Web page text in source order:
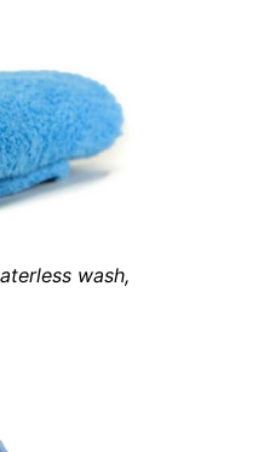
wash,